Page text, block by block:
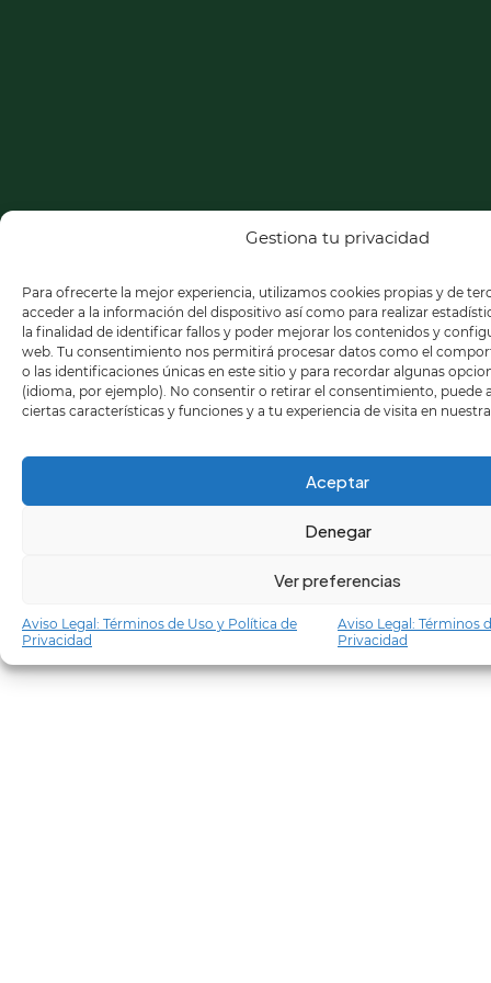
Gestiona tu privacidad
Para ofrecerte la mejor experiencia, utilizamos cookies propias y de
acceder a la información del dispositivo así como para realizar
la finalidad de identificar fallos y poder mejorar los contenidos y
web. Tu consentimiento nos permitirá procesar datos como el
o las identificaciones únicas en este sitio y para recordar algunas
(idioma, por ejemplo). No consentir o retirar el consentimiento, puede
ciertas características y funciones y a tu experiencia de visita en
Aceptar
Denegar
Ver preferencias
Aviso Legal: Términos de Uso y Política de
Privacidad
Aviso Legal: Términos
Privacidad